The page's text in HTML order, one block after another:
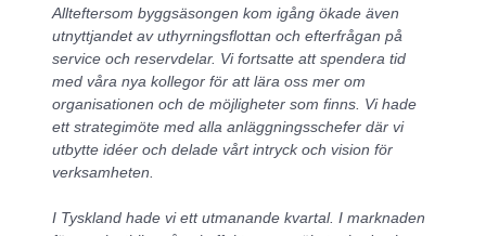
Allteftersom byggsäsongen kom igång ökade även
utnyttjandet av uthyrningsflottan och efterfrågan på
service och reservdelar. Vi fortsatte att spendera tid
med våra nya kollegor för att lära oss mer om
organisationen och de möjligheter som finns. Vi hade
ett strategimöte med alla anläggningsschefer där vi
utbytte idéer och delade vårt intryck och vision för
verksamheten.
I Tyskland hade vi ett utmanande kvartal. I marknaden